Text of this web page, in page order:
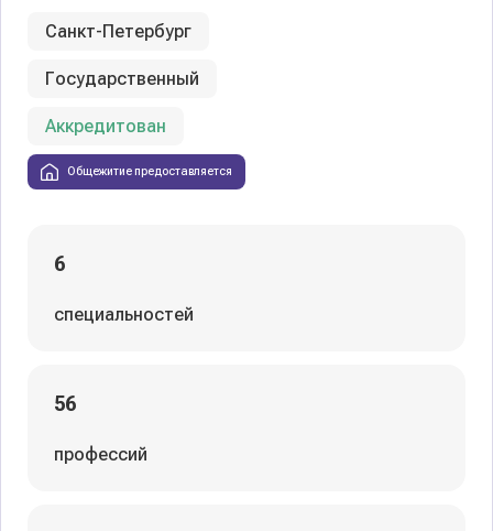
Санкт-Петербург
Государственный
Аккредитован
Общежитие предоставляется
6
специальностей
56
профессий